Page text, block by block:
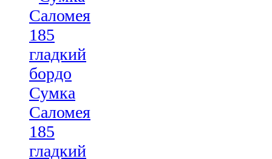
Сумка
Саломея
185
гладкий